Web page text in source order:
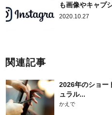
も画像やキャプ
2020.10.27
関連記事
2026年のショー
ュラル...
かえで